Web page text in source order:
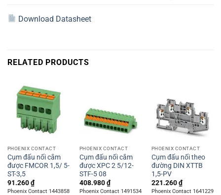
Download Datasheet
RELATED PRODUCTS
PHOENIX CONTACT
Cụm đấu nối cắm
được FMCOR 1,5/ 5-
ST-3,5
91.260₫
Phoenix Contact 1443858
PHOENIX CONTACT
Cụm đấu nối cắm
được XPC 2 5/12-
STF-5 08
408.980₫
Phoenix Contact 1491534
PHOENIX CONTACT
Cụm đấu nối theo
đường DIN XTTB
1,5-PV
221.260₫
Phoenix Contact 1641229